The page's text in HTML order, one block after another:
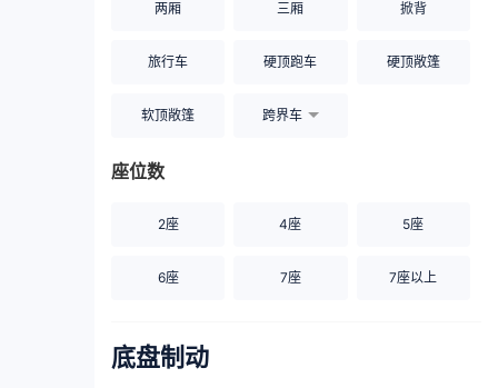
两厢 三厢 掀背
旅行车 硬顶跑车 硬顶敞篷
软顶敞篷 跨界车
座位数
2座 4座 5座
6座 7座 7座以上
底盘制动